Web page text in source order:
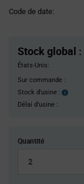
Code de date:
Stock global :
États-Unis:
Sur commande :
Stock d'usine :
Stock
Délai d'usine :
Quantité